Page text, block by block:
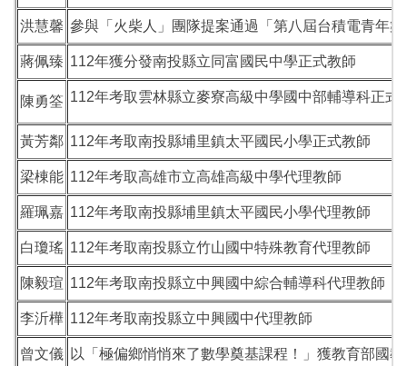
洪慧馨 參與「火柴人」團隊提案通過「第八屆台積電青年
蔣佩臻 112年獲分發南投縣立同富國民中學正式教師
陳勇筌 112年考取雲林縣立麥寮高級中學國中部輔導科正式
黃芳鄰 112年考取南投縣埔里鎮太平國民小學正式教師
梁棟能 112年考取高雄市立高雄高級中學代理教師
羅珮嘉 112年考取南投縣埔里鎮太平國民小學代理教師
白瓊瑤 112年考取南投縣立竹山國中特殊教育代理教師
陳毅瑄 112年考取南投縣立中興國中綜合輔導科代理教師
李沂樺 112年考取南投縣立中興國中代理教師
曾文儀 以「極偏鄉悄悄來了數學奠基課程！」獲教育部國